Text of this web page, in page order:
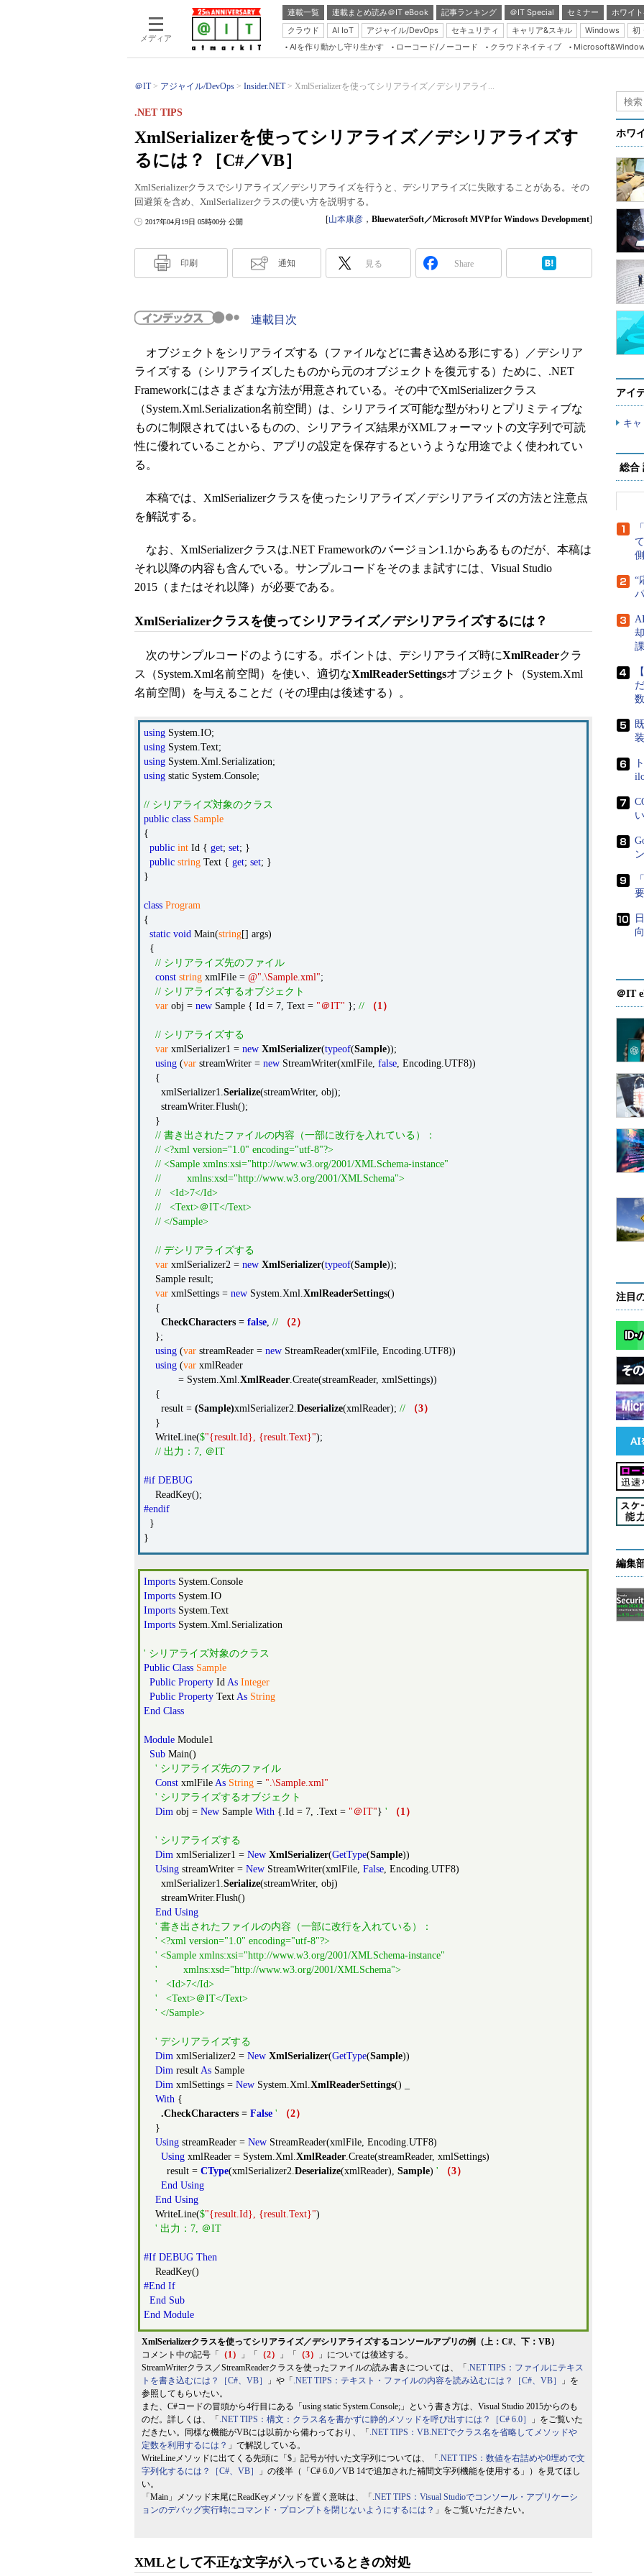
メディア
連載一覧 連載まとめ読み＠IT eBook 記事ランキング ＠IT Special セミナー
ホワイ
クラウド
AI IoT アジャイル/DevOps セキュリティ キャリア&スキル Windows
初
Server & Storage
Java Agile
Database Expert
Linux ＆ OSS
Master of IP Network
Security & Trust
AIを作り動かし守り生かす ローコード/ノーコード クラウドネイティブ
＠IT アジャイル/DevOps Insider.NET XmlSerializerを使ってシリアライズ／デシリアライ...
XmlSerializerを使ってシリアライズ／デシリアライズす
るには？［C#／VB］
.NET TIPS
XmlSerializerクラスでシリアライズ／デシリアライズを行うと、デシリアライズに失敗することがある。その
回避策を含め、XmlSerializerクラスの使い方を説明する。
2017年04月19日 05時00分 公開 [山本康彦 ， BluewaterSoft／Microsoft MVP for Windows Development]
印刷 通知 見る Share
連載目次
オブジェクトをシリアライズする（ファイルなどに書き込める形にする）／デシリア
ライズする（シリアライズしたものから元のオブジェクトを復元する）ために、.NET
Frameworkにはさまざまな方法が用意されている。その中でXmlSerializerクラス
（System.Xml.Serialization名前空間）は、シリアライズ可能な型がわりとプリミティブな
ものに制限されてはいるものの、シリアライズ結果がXMLフォーマットの文字列で可読
性に優れていることから、アプリの設定を保存するというような用途でよく使われてい
る。
本稿では、XmlSerializerクラスを使ったシリアライズ／デシリアライズの方法と注意点
を解説する。
なお、XmlSerializerクラスは.NET Frameworkのバージョン1.1からあるものだが、本稿は
それ以降の内容も含んでいる。サンプルコードをそのまま試すには、Visual Studio
2015（またはそれ以降）が必要である。
XmlSerializerクラスを使ってシリアライズ／デシリアライズするには？
次のサンプルコードのようにする。ポイントは、デシリアライズ時にXmlReaderクラ
ス（System.Xml名前空間）を使い、適切なXmlReaderSettingsオブジェクト（System.Xml
名前空間）を与えることだ（その理由は後述する）。
using System.IO;
using System.Text;
using System.Xml.Serialization;
using static System.Console;
// シリアライズ対象のクラス
public class Sample
{
public int Id { get; set; }
public string Text { get; set; }
}
class Program
{
static void Main(string[] args)
{
// シリアライズ先のファイル
const string xmlFile = @".\Sample.xml";
// シリアライズするオブジェクト
var obj = new Sample { Id = 7, Text = "＠IT" }; // （1）
// シリアライズする
var xmlSerializer1 = new XmlSerializer(typeof(Sample));
using (var streamWriter = new StreamWriter(xmlFile, false, Encoding.UTF8))
{
xmlSerializer1.Serialize(streamWriter, obj);
streamWriter.Flush();
}
// 書き出されたファイルの内容（一部に改行を入れている）：
// <?xml version="1.0" encoding="utf-8"?>
// <Sample xmlns:xsi="http://www.w3.org/2001/XMLSchema-instance"
// xmlns:xsd="http://www.w3.org/2001/XMLSchema">
// <Id>7</Id>
// <Text>＠IT</Text>
// </Sample>
// デシリアライズする
var xmlSerializer2 = new XmlSerializer(typeof(Sample));
Sample result;
var xmlSettings = new System.Xml.XmlReaderSettings()
{
CheckCharacters = false, //
（2）
};
using (var streamReader = new StreamReader(xmlFile, Encoding.UTF8))
using (var xmlReader
= System.Xml.XmlReader.Create(streamReader, xmlSettings))
{
result = (Sample)xmlSerializer2.Deserialize(xmlReader); //
（3）
}
WriteLine($"{result.Id}, {result.Text}");
// 出力：7, ＠IT
#if DEBUG
ReadKey();
#endif
}
}
Imports System.Console
Imports System.IO
Imports System.Text
Imports System.Xml.Serialization
' シリアライズ対象のクラス
Public Class Sample
Public Property Id As Integer
Public Property Text As String
End Class
Module Module1
Sub Main()
' シリアライズ先のファイル
Const xmlFile As String = ".\Sample.xml"
' シリアライズするオブジェクト
Dim obj = New Sample With {.Id = 7, .Text = "＠IT"} ' （1）
' シリアライズする
Dim xmlSerializer1 = New XmlSerializer(GetType(Sample))
Using streamWriter = New StreamWriter(xmlFile, False, Encoding.UTF8)
xmlSerializer1.Serialize(streamWriter, obj)
streamWriter.Flush()
End Using
' 書き出されたファイルの内容（一部に改行を入れている）：
' <?xml version="1.0" encoding="utf-8"?>
' <Sample xmlns:xsi="http://www.w3.org/2001/XMLSchema-instance"
' xmlns:xsd="http://www.w3.org/2001/XMLSchema">
' <Id>7</Id>
' <Text>＠IT</Text>
' </Sample>
' デシリアライズする
Dim xmlSerializer2 = New XmlSerializer(GetType(Sample))
Dim result As Sample
Dim xmlSettings = New System.Xml.XmlReaderSettings() _
With {
.CheckCharacters = False '
（2）
}
Using streamReader = New StreamReader(xmlFile, Encoding.UTF8)
Using xmlReader = System.Xml.XmlReader.Create(streamReader, xmlSettings)
result = CType(xmlSerializer2.Deserialize(xmlReader), Sample) '
（3）
End Using
End Using
WriteLine($"{result.Id}, {result.Text}")
' 出力：7, ＠IT
#If DEBUG Then
ReadKey()
#End If
End Sub
End Module
XmlSerializerクラスを使ってシリアライズ／デシリアライズするコンソールアプリの例（上：C#、下：VB）
コメント中の記号「
（1） 」「 （2） 」「 （3）
」については後述する。
StreamWriterクラス／StreamReaderクラスを使ったファイルの読み書きについては、「 .NET TIPS：ファイルにテキス
トを書き込むには？［C#、VB］
」や「 .NET TIPS：テキスト・ファイルの内容を読み込むには？［C#、VB］
」を
参照してもらいたい。
また、C#コードの冒頭から4行目にある「using static System.Console;」という書き方は、Visual Studio 2015からのも
のだ。詳しくは、「 .NET TIPS：構文：クラス名を書かずに静的メソッドを呼び出すには？［C# 6.0］
」をご覧いた
だきたい。同様な機能がVBには以前から備わっており、「 .NET TIPS：VB.NETでクラス名を省略してメソッドや
定数を利用するには？ 」で解説している。
WriteLineメソッドに出てくる先頭に「$」記号が付いた文字列については、「 .NET TIPS：数値を右詰めや0埋めで文
字列化するには？［C#、VB］
」の後半（「C# 6.0／VB 14で追加された補間文字列機能を使用する」）を見てほし
い。
「Main」メソッド末尾にReadKeyメソッドを置く意味は、「 .NET TIPS：Visual Studioでコンソール・アプリケーシ
ョンのデバッグ実行時にコマンド・プロンプトを閉じないようにするには？ 」をご覧いただきたい。
XMLとして不正な文字が入っているときの対処
ホワ
アイ
キ
総合
“
＠IT
注目
編集